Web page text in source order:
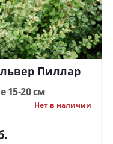
Пиллар
15-20 см
Нет в наличии